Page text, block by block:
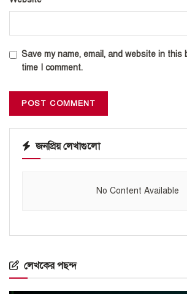
Save my name, email, and website in
time I comment.
জনপ্রিয় লেখাগুলো
No Content Available
লেখকের পছন্দ